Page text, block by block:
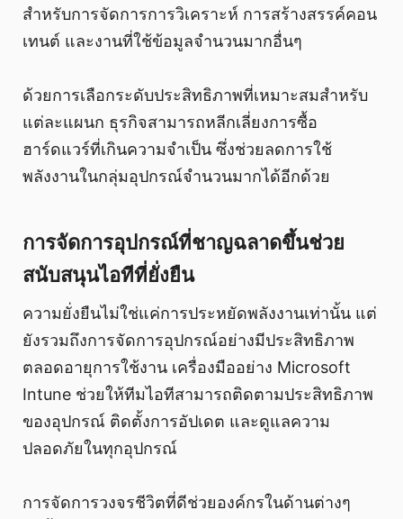
สำหรับการจัดการการวิเคราะห์ การสร้างสรรค์คอน
เทนต์ และงานที่ใช้ข้อมูลจำนวนมากอื่นๆ
ด้วยการเลือกระดับประสิทธิภาพที่เหมาะสมสำหรับ
แต่ละแผนก ธุรกิจสามารถหลีกเลี่ยงการซื้อ
ฮาร์ดแวร์ที่เกินความจำเป็น ซึ่งช่วยลดการใช้
พลังงานในกลุ่มอุปกรณ์จำนวนมากได้อีกด้วย
การจัดการอุปกรณ์ที่ชาญฉลาดขึ้นช่วย
สนับสนุนไอทีที่ยั่งยืน
ความยั่งยืนไม่ใช่แค่การประหยัดพลังงานเท่านั้น แต่
ยังรวมถึงการจัดการอุปกรณ์อย่างมีประสิทธิภาพ
ตลอดอายุการใช้งาน เครื่องมืออย่าง Microsoft
Intune ช่วยให้ทีมไอทีสามารถติดตามประสิทธิภาพ
ของอุปกรณ์ ติดตั้งการอัปเดต และดูแลความ
ปลอดภัยในทุกอุปกรณ์
การจัดการวงจรชีวิตที่ดีช่วยองค์กรในด้านต่างๆ